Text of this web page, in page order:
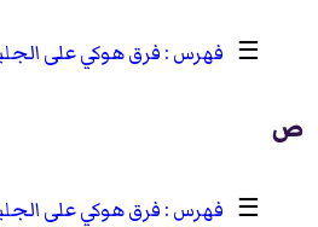
☰ فرق هوكي على
ص
☰ فرق هوكي على